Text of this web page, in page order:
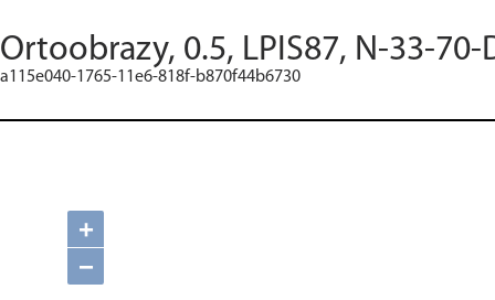
Ortoobrazy, 0.5, LPIS87, N-33-70-
a115e040-1765-11e6-818f-b870f44b6730
+
−